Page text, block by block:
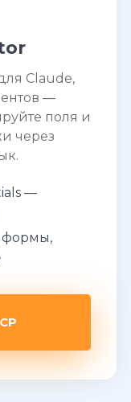
Claude,
—
поля и
через
—
формы,